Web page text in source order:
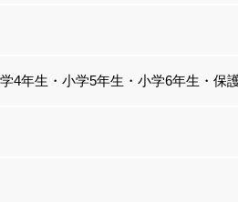
4年生・小学5年生・小学6年生・保